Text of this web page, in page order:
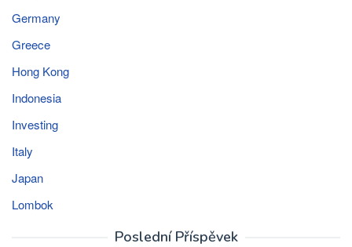
Germany
Greece
Hong Kong
Indonesia
Investing
Italy
Japan
Lombok
Poslední Příspěvek